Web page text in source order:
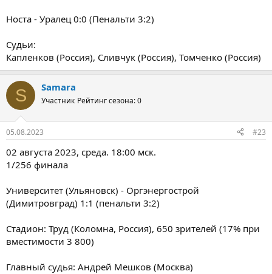
Носта - Уралец 0:0 (Пенальти 3:2)
Судьи:
Капленков (Россия), Сливчук (Россия), Томченко (Россия)
S Samara
Участник Рейтинг сезона: 0
05.08.2023 #23
02 августа 2023, среда. 18:00 мск.
1/256 финала
Университет (Ульяновск) - Оргэнергострой
(Димитровград) 1:1 (пенальти 3:2)
Стадион: Труд (Коломна, Россия), 650 зрителей (17% при
вместимости 3 800)
Главный судья: Андрей Мешков (Москва)